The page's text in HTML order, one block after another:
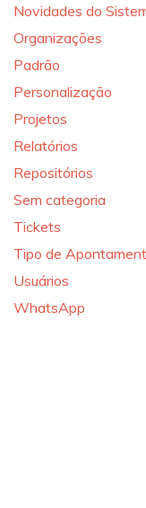
Novidades do
Organizações
Padrão
Personalização
Projetos
Relatórios
Repositórios
Sem categoria
Tickets
Tipo de
Usuários
WhatsApp